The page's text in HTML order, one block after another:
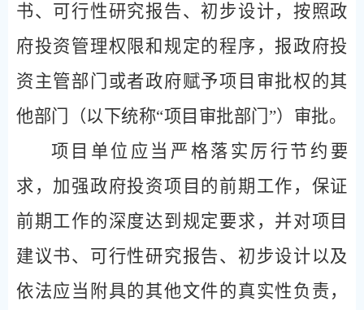
书、可行性研究报告、初步设计，按照政
府投资管理权限和规定的程序，报政府投
资主管部门或者政府赋予项目审批权的其
他部门（以下统称“项目审批部门”）审批。
项目单位应当严格落实厉行节约要
求，加强政府投资项目的前期工作，保证
前期工作的深度达到规定要求，并对项目
建议书、可行性研究报告、初步设计以及
依法应当附具的其他文件的真实性负责，